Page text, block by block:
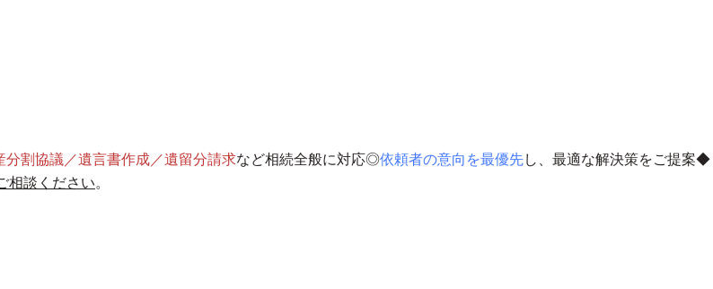
分割協議／遺言書作成／遺留分請求など相続全般に対応◎依頼者の意向を最優先し、最適な解決策をご提案◆
相談ください。